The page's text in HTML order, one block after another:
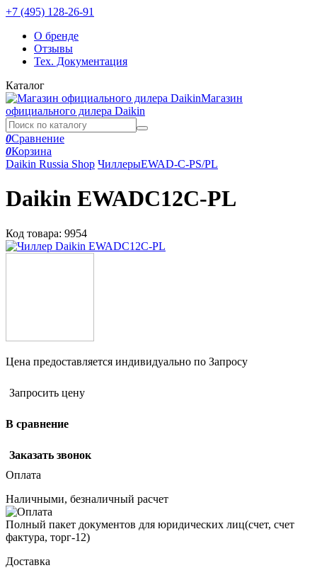
+7 (495) 128-26-91
О бренде
Отзывы
Тех. Документация
Каталог
Магазин
официального дилера Daikin
0Сравнение
0Корзина
Daikin Russia Shop ЧиллерыEWAD-C-PS/PL
Daikin EWADC12C-PL
Код товара: 9954
Цена предоставляется индивидуально по Запросу
Запросить цену
В сравнение
Заказать звонок
Оплата
Наличными, безналичный расчет
Полный пакет документов для юридических лиц(счет, счет
фактура, торг-12)
Доставка